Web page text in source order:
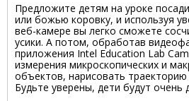
Предложите детям на уроке
или божью коровку, и используя
веб-камере вы легко сможете
усики. А потом, обработав
приложения Intel Education Lab
измерения микроскопических и
объектов, нарисовать траекторию
Будьте уверены, дети будут очень